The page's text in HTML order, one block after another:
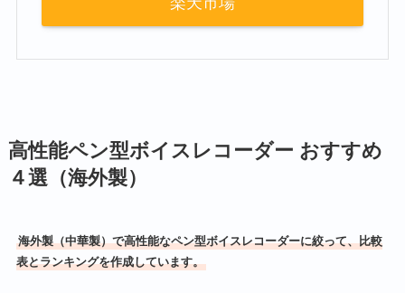
高性能ペン型ボイスレコーダー おすすめ
４選（海外製）
海外製（中華製）で高性能なペン型ボイスレコーダーに絞って、比較
表とランキングを作成しています。